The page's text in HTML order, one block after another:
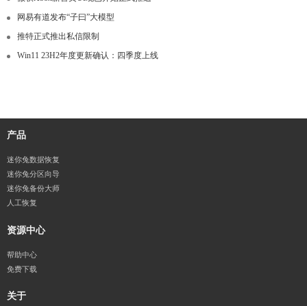
网易有道发布“子曰”大模型
推特正式推出私信限制
Win11 23H2年度更新确认：四季度上线
产品
迷你兔数据恢复
迷你兔分区向导
迷你兔备份大师
人工恢复
资源中心
帮助中心
免费下载
关于